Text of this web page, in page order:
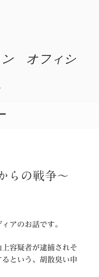
ン オフィシ
らの戦争～
アのお話です。
容疑者が逮捕されそ
という、胡散臭い申